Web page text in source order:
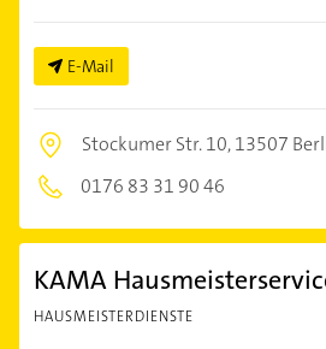
E-Mail
Stockumer Str. 10,13507
0176 83 31 90 46
KAMA
HAUSMEISTERDIENSTE